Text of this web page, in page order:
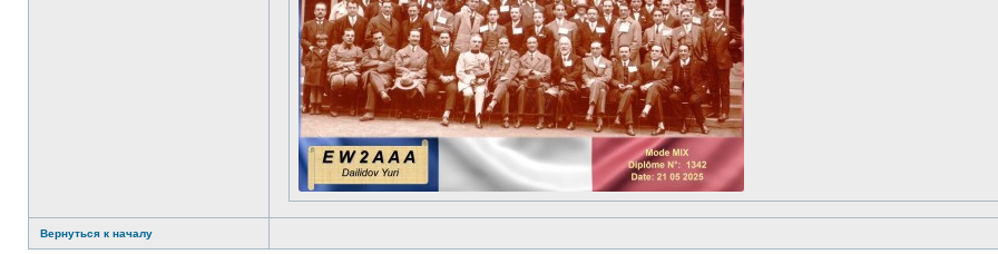
Вернуться к началу